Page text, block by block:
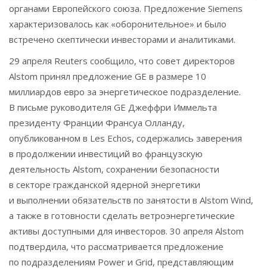
органами Европейского союза. Предложение Siemens
характеризовалось как «оборонительное» и было
встречено скептически инвесторами и аналитиками.
29 апреля Reuters сообщило, что совет директоров
Alstom принял предложение GE в размере 10
миллиардов евро за энергетическое подразделение.
В письме руководителя GE Джеффри Иммельта
президенту Франции Франсуа Олланду,
опубликованном в Les Echos, содержались заверения
в продолжении инвестиций во французскую
деятельность Alstom, сохранении безопасности
в секторе гражданской ядерной энергетики
и выполнении обязательств по занятости в Alstom Wind,
а также в готовности сделать ветроэнергетические
активы доступными для инвесторов. 30 апреля Alstom
подтвердила, что рассматривается предложение
по подразделениям Power и Grid, представляющим